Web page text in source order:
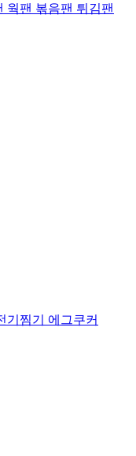
웍팬 볶음팬 튀김팬
기찜기 에그쿠커